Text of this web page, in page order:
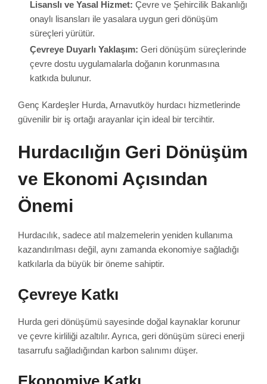
Lisanslı ve Yasal Hizmet: Çevre ve Şehircilik Bakanlığı
onaylı lisansları ile yasalara uygun geri dönüşüm
süreçleri yürütür.
Çevreye Duyarlı Yaklaşım: Geri dönüşüm süreçlerinde
çevre dostu uygulamalarla doğanın korunmasına
katkıda bulunur.
Genç Kardeşler Hurda, Arnavutköy hurdacı hizmetlerinde
güvenilir bir iş ortağı arayanlar için ideal bir tercihtir.
Hurdacılığın Geri Dönüşüm
ve Ekonomi Açısından
Önemi
Hurdacılık, sadece atıl malzemelerin yeniden kullanıma
kazandırılması değil, aynı zamanda ekonomiye sağladığı
katkılarla da büyük bir öneme sahiptir.
Çevreye Katkı
Hurda geri dönüşümü sayesinde doğal kaynaklar korunur
ve çevre kirliliği azaltılır. Ayrıca, geri dönüşüm süreci enerji
tasarrufu sağladığından karbon salınımı düşer.